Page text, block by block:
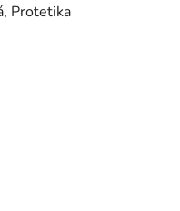
Protetika